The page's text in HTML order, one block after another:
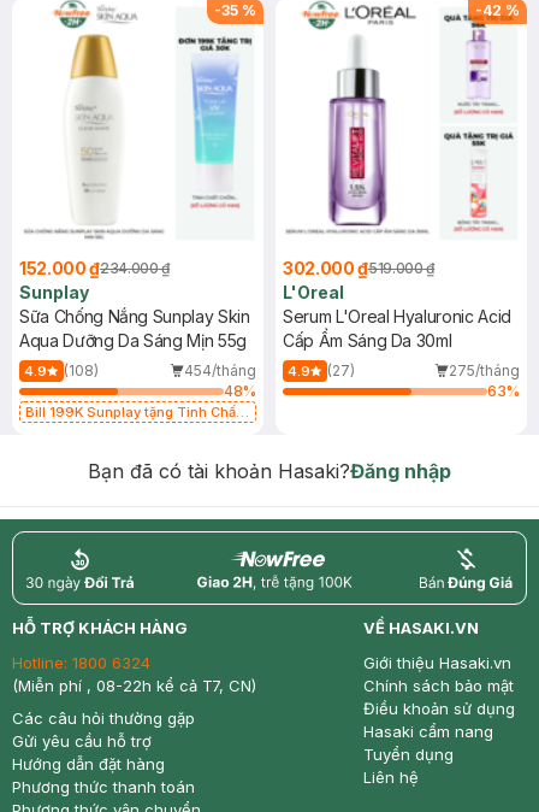
-35 %
152.000 ₫234.000 ₫
Sunplay
Sữa Chống Nắng Sunplay Skin
Aqua Dưỡng Da Sáng Mịn 55g
4.9 (108)
454/tháng
48%
Bill 199K Sunplay tặng Tinh Chất
-42 %
302.000 ₫519.000 ₫
L'Oreal
Serum L'Oreal Hyaluronic Acid
Cấp Ẩm Sáng Da 30ml
4.9 (27)
275/tháng
63%
Bạn đã có tài khoản Hasaki?Đăng nhập
return nowfree price
HỖ TRỢ KHÁCH HÀNG
Hotline: 1800 6324
(Miễn phí , 08-22h kể cả T7, CN)
Các câu hỏi thường gặp
Gửi yêu cầu hỗ trợ
Hướng dẫn đặt hàng
Phương thức thanh toán
VỀ HASAKI.VN
Giới thiệu Hasaki.vn
Chính sách bảo mật
Điều khoản sử dụng
Hasaki cẩm nang
Tuyển dụng
Liên hệ